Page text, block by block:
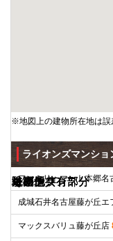
リビング
キッチン
洗面所
浴室
外観
エントランス
駐車場
その他共有部分
ロビー
その他共有部分
ロビー
その他共有部分
※地図上の建物所在地は誤
ライオンズマンシ
ファミリーマート本郷名
成城石井名古屋藤が丘エ
マックスバリュ藤が丘店